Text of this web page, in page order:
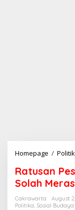
Homepage /
Ratusan
Solah
Cakrawarta
August
Politika, Sosial Budaya